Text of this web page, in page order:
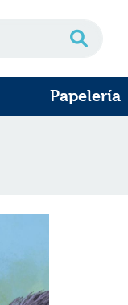
Papelería